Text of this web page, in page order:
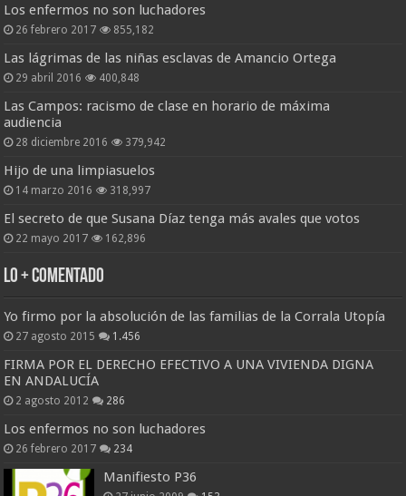
Los enfermos no son luchadores
26 febrero 2017 855,182
Las lágrimas de las niñas esclavas de Amancio Ortega
29 abril 2016 400,848
Las Campos: racismo de clase en horario de máxima
audiencia
28 diciembre 2016 379,942
Hijo de una limpiasuelos
14 marzo 2016 318,997
El secreto de que Susana Díaz tenga más avales que votos
22 mayo 2017 162,896
Lo + Comentado
Yo firmo por la absolución de las familias de la Corrala Utopía
27 agosto 2015 1.456
FIRMA POR EL DERECHO EFECTIVO A UNA VIVIENDA DIGNA
EN ANDALUCÍA
2 agosto 2012 286
Los enfermos no son luchadores
26 febrero 2017 234
Manifiesto P36